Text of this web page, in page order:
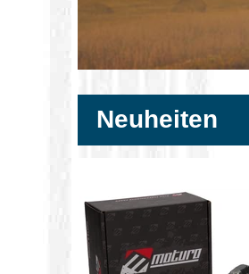
Neuheiten